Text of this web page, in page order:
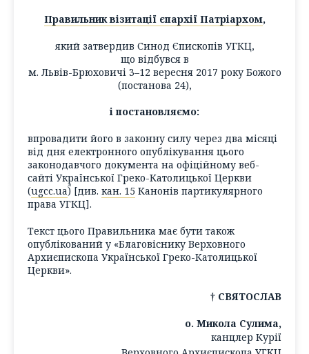
Правильник візитації єпархії Патріархом,
який затвердив Синод Єпископів УГКЦ,
що відбувся в
м. Львів-Брюховичі 3–12 вересня 2017 року Божого
(постанова 24),
і постановляємо:
впровадити його в законну силу через два місяці
від дня електронного опублікування цього
законодавчого документа на офіційному веб-
сайті Української Греко-Католицької Церкви
(ugcc.ua) [див. кан. 15 Канонів партикулярного
права УГКЦ].
Текст цього Правильника має бути також
опублікований у «Благовіснику Верховного
Архиєпископа Української Греко-Католицької
Церкви».
† СВЯТОСЛАВ
о. Микола Сулима,
канцлер Курії